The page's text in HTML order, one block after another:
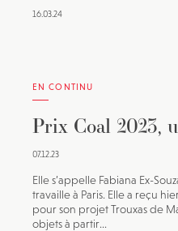
16.03.24
EN CONTINU
Prix Coal 2023,
07.12.23
Elle s’appelle Fabiana Ex-
travaille à Paris. Elle a reçu
pour son projet Trouxas de
objets à partir...